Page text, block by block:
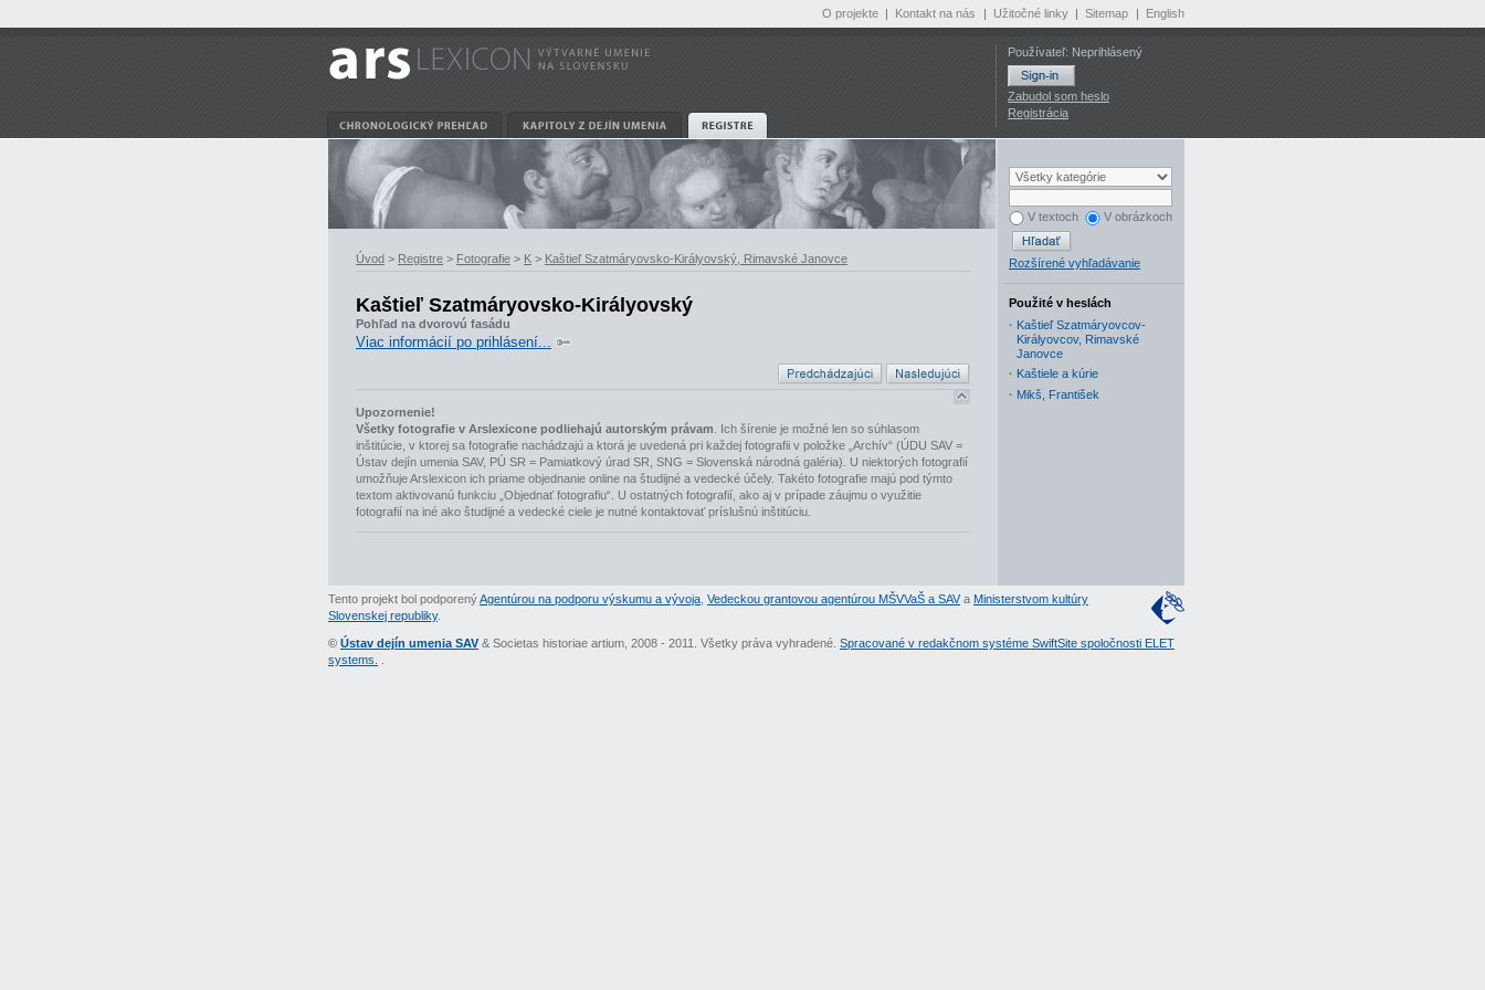
O projekte | Kontakt na nás | Užitočné linky | Sitemap | English
Používateľ: Neprihlásený
Zabudol som heslo
Registrácia
Úvod > Registre > Fotografie > K > Kaštieľ Szatmáryovsko-Királyovský, Rimavské Janovce
Kaštieľ Szatmáryovsko-Királyovský
Pohľad na dvorovú fasádu
Viac informácií po prihlásení...
Upozornenie!
Všetky fotografie v Arslexicone podliehajú autorským právam . Ich šírenie je možné len so súhlasom
inštitúcie, v ktorej sa fotografie nachádzajú a ktorá je uvedená pri každej fotografii v položke „Archív“ (ÚDU SAV =
Ústav dejín umenia SAV, PÚ SR = Pamiatkový úrad SR, SNG = Slovenská národná galéria). U niektorých fotografií
umožňuje Arslexicon ich priame objednanie online na študijné a vedecké účely. Takéto fotografie majú pod týmto
textom aktivovanú funkciu „Objednať fotografiu“. U ostatných fotografií, ako aj v prípade záujmu o využitie
fotografií na iné ako študijné a vedecké ciele je nutné kontaktovať príslušnú inštitúciu.
V textoch V obrázkoch
Rozšírené vyhľadávanie
Použité v heslách
· Kaštieľ Szatmáryovcov-
Királyovcov, Rimavské
Janovce
· Kaštiele a kúrie
· Mikš, František
Tento projekt bol podporenýAgentúrou na podporu výskumu a vývoja Vedeckou grantovou agentúrou MŠVVaŠ a SAVa Ministerstvom kultúry
Slovenskej republiky.
© Ústav dejín umenia SAV & Societas historiae artium, 2008 - 2011. Všetky práva vyhradené. Spracované v redakčnom systéme SwiftSite spoločnosti ELET
systems.